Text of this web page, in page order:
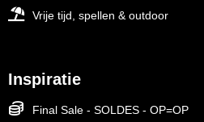
Vrije tijd, spellen & outdoor
Inspiratie
Final Sale - SOLDES - OP=OP